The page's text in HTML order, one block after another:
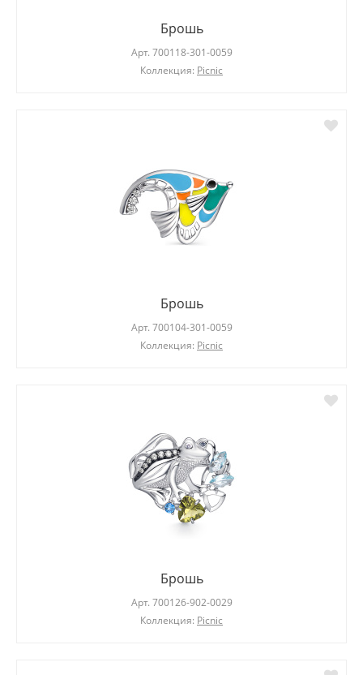
Брошь
Арт. 700118-301-0059
Коллекция: Picnic
Брошь
Арт. 700104-301-0059
Коллекция: Picnic
Брошь
Арт. 700126-902-0029
Коллекция: Picnic